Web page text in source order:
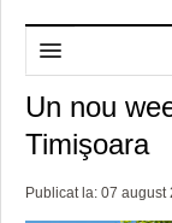
HOME
DESPRE NOI
REDACȚIA
ADMINISTRAȚIE
PRIMĂRIA
POLITICĂ
Un nou
Timişoara
Publicat la: 07 august